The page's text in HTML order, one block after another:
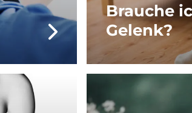
Brauche
Gelenk?